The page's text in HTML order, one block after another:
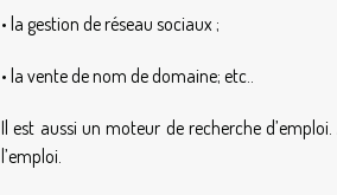
• la gestion de réseau sociaux ;
• la vente de nom de domaine; etc..
Il est aussi un moteur de recherche
l’emploi.